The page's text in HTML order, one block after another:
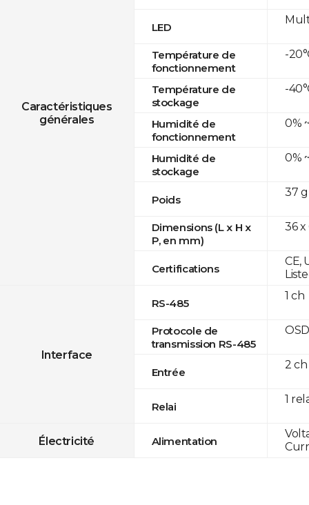
Caractéristiques
générales
LED
Température de
fonctionnement
Température de
stockage
Humidité de
fonctionnement
Humidité de
stockage
Poids
Dimensions (L x H x
P, en mm)
Certifications
Interface
RS-485
Protocole de
transmission RS-485
Entrée
Relai
Électricité Alimentation
-
-
0%
0%
37 g
36 x
CE,
1 ch
2 ch
1